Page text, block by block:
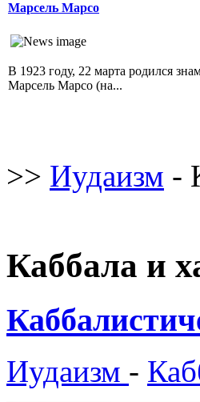
Марсель Марсо
В 1923 году, 22 марта родился
Марсель Марсо (на...
>> Иудаизм -
Каббала и
Иудаизм -